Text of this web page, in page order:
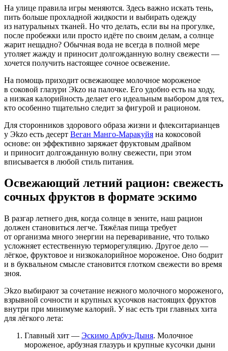
На улице правила игры меняются. Здесь важно искать тень,
пить больше прохладной жидкости и выбирать одежду
из натуральных тканей. Но что делать, если вы на прогулке,
после пробежки или просто идёте по своим делам, а солнце
жарит нещадно? Обычная вода не всегда в полной мере
утоляет жажду и приносит долгожданную волну свежести —
хочется получить настоящее сочное освежение.
На помощь приходит освежающее молочное мороженое
в соковой глазури Эkzo на палочке. Его удобно есть на ходу,
а низкая калорийность делает его идеальным выбором для тех,
кто особенно тщательно следит за фигурой и рационом.
Для сторонников здорового образа жизни и флекситарианцев
у Эkzo есть десерт Веган Манго-Маракуйя на кокосовой
основе: он эффективно заряжает фруктовым драйвом
и приносит долгожданную волну свежести, при этом
вписывается в любой стиль питания.
Освежающий летний рацион: свежесть
сочных фруктов в формате эскимо
В разгар летнего дня, когда солнце в зените, наш рацион
должен становиться легче. Тяжёлая пища требует
от организма много энергии на переваривание, что только
усложняет естественную терморегуляцию. Другое дело —
лёгкое, фруктовое и низкокалорийное мороженое. Оно бодрит
и в буквальном смысле становится глотком свежести во время
зноя.
Эkzo выбирают за сочетание нежного молочного мороженого,
взрывной сочности и крупных кусочков настоящих фруктов
внутри при минимуме калорий. У нас есть три главных хита
для лёгкого лета:
Главный хит — Эскимо Арбуз-Дыня. Молочное
мороженое, арбузная глазурь и крупные кусочки дыни